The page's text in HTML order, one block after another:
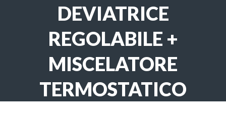
DEVIATRICE
REGOLABILE +
MISCELATORE
TERMOSTATICO